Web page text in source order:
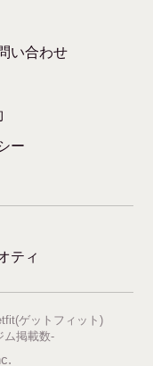
い合わせ
ー
ティ
ゲットフィット)
ム掲載数-